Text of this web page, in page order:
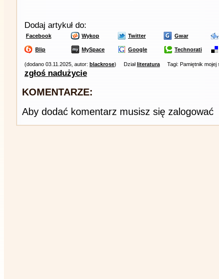
Dodaj artykuł do:
Facebook Wykop Twitter Gwar
Blip MySpace Google Technorati
(dodano 03.11.2025, autor: blackrose) Działliteratura Tagi: Pamiętnik mojej
zgłoś nadużycie
KOMENTARZE:
Aby dodać komentarz musisz się zalogować